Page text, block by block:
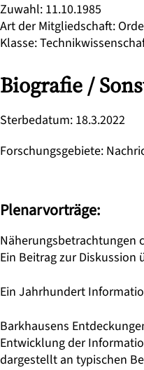
Zuwahl: 11.10.1985
Art der Mitgliedschaft:
Klasse:
Biografie /
Sterbedatum: 18.3.2022
Forschungsgebiete:
Plenarvorträge:
Näherungsbetrachtungen
Ein Beitrag zur Diskussion
Ein Jahrhundert
Barkhausens
Entwicklung der
dargestellt an typischen